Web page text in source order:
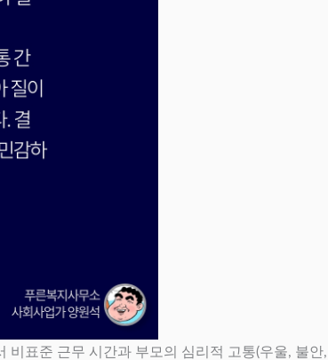
표준 근무 시간과 부모의 심리적 고통(우울, 불